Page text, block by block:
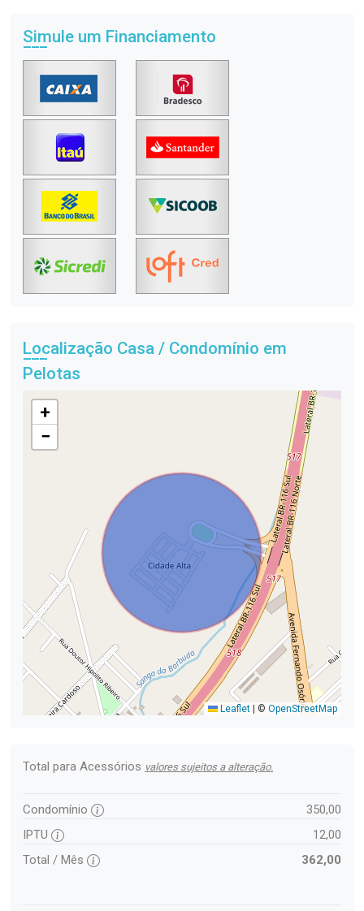
Simule um Financiamento
Localização Casa / Condomínio em
Pelotas
+
−
Leaflet | © OpenStreetMap
Total para Acessórios valores sujeitos a alteração.
Condomínio
350,00
IPTU
12,00
Total / Mês
362,00